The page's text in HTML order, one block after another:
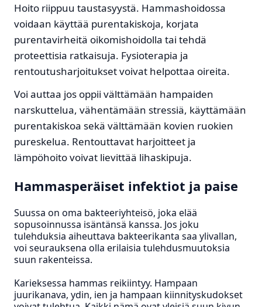
Hoito riippuu taustasyystä. Hammashoidossa
voidaan käyttää purentakiskoja, korjata
purentavirheitä oikomishoidolla tai tehdä
proteettisia ratkaisuja. Fysioterapia ja
rentoutusharjoitukset voivat helpottaa oireita.
Voi auttaa jos oppii välttämään hampaiden
narskuttelua, vähentämään stressiä, käyttämään
purentakiskoa sekä välttämään kovien ruokien
pureskelua. Rentouttavat harjoitteet ja
lämpöhoito voivat lievittää lihaskipuja.
Hammasperäiset infektiot ja paise
Suussa on oma bakteeriyhteisö, joka elää
sopusoinnussa isäntänsä kanssa. Jos joku
tulehduksia aiheuttava bakteerikanta saa ylivallan,
voi seurauksena olla erilaisia tulehdusmuutoksia
suun rakenteissa.
Karieksessa hammas reikiintyy. Hampaan
juurikanava, ydin, ien ja hampaan kiinnityskudokset